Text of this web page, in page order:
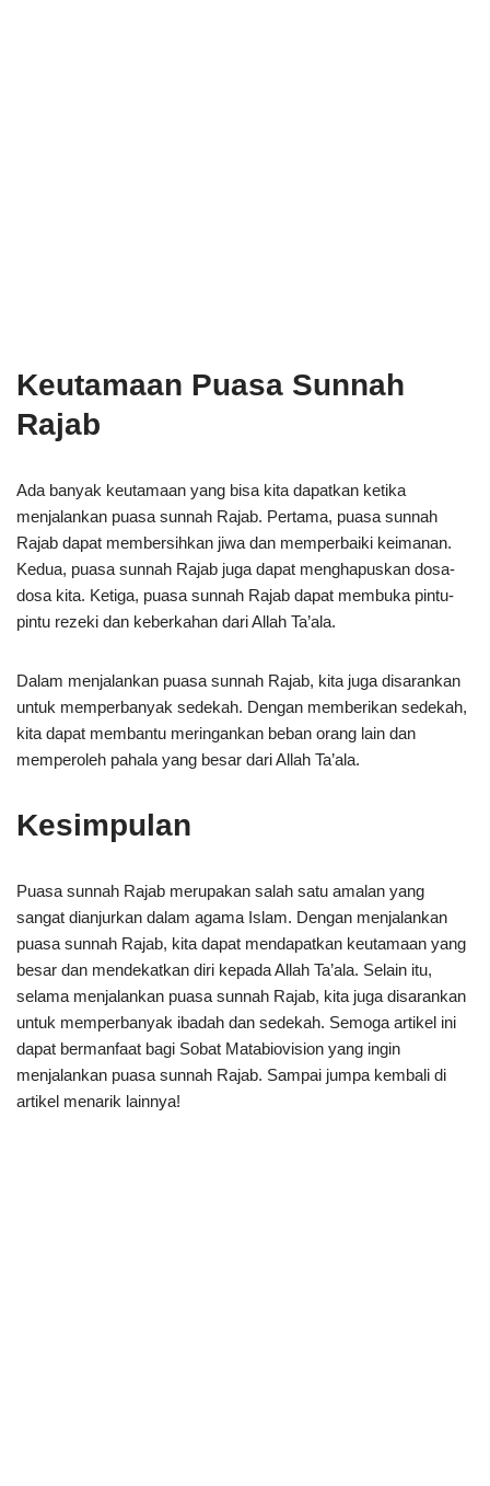
Keutamaan Puasa Sunnah
Rajab
Ada banyak keutamaan yang bisa kita dapatkan ketika
menjalankan puasa sunnah Rajab. Pertama, puasa sunnah
Rajab dapat membersihkan jiwa dan memperbaiki keimanan.
Kedua, puasa sunnah Rajab juga dapat menghapuskan dosa-
dosa kita. Ketiga, puasa sunnah Rajab dapat membuka pintu-
pintu rezeki dan keberkahan dari Allah Ta’ala.
Dalam menjalankan puasa sunnah Rajab, kita juga disarankan
untuk memperbanyak sedekah. Dengan memberikan sedekah,
kita dapat membantu meringankan beban orang lain dan
memperoleh pahala yang besar dari Allah Ta’ala.
Kesimpulan
Puasa sunnah Rajab merupakan salah satu amalan yang
sangat dianjurkan dalam agama Islam. Dengan menjalankan
puasa sunnah Rajab, kita dapat mendapatkan keutamaan yang
besar dan mendekatkan diri kepada Allah Ta’ala. Selain itu,
selama menjalankan puasa sunnah Rajab, kita juga disarankan
untuk memperbanyak ibadah dan sedekah. Semoga artikel ini
dapat bermanfaat bagi Sobat Matabiovision yang ingin
menjalankan puasa sunnah Rajab. Sampai jumpa kembali di
artikel menarik lainnya!